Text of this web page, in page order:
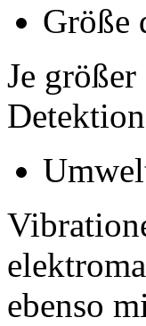
Größe
Je
ebenso